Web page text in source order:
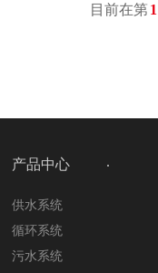
目前在第 1
产品中心
供水系统
循环系统
污水系统